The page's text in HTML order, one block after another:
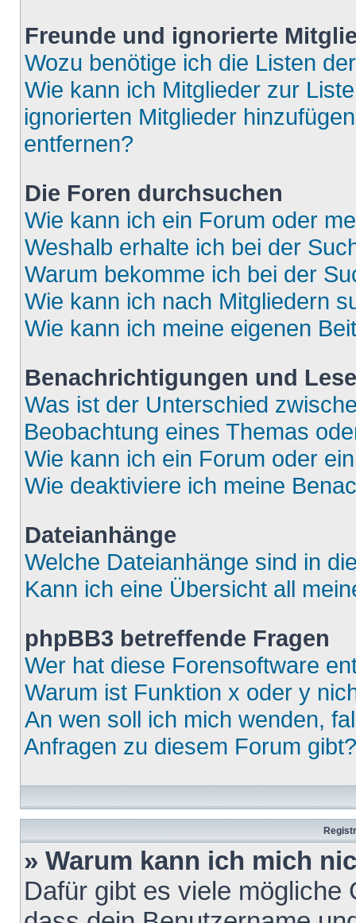
Freunde und ignorierte
Wozu benötige ich die Listen
Wie kann ich Mitglieder zur
ignorierten Mitglieder
entfernen?
Die Foren durchsuchen
Wie kann ich ein Forum oder
Weshalb erhalte ich bei der
Warum bekomme ich bei der
Wie kann ich nach Mitgliedern
Wie kann ich meine eigenen
Benachrichtigungen und
Was ist der Unterschied
Beobachtung eines Themas
Wie kann ich ein Forum oder
Wie deaktiviere ich meine
Dateianhänge
Welche Dateianhänge sind in
Kann ich eine Übersicht all
phpBB3 betreffende Fragen
Wer hat diese Forensoftware
Warum ist Funktion x oder y
An wen soll ich mich wenden,
Anfragen zu diesem Forum gibt?
» Warum kann ich mich
Dafür gibt es viele